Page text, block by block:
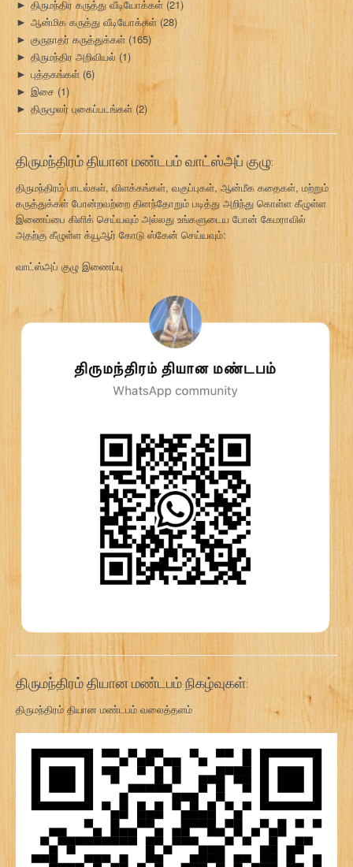
► திருமந்திர கருத்து வீடியோக்கள் (21)
► ஆன்மிக கருத்து வீடியோக்கள் (28)
► குருநாதர் கருத்துக்கள் (165)
► திருமந்திர அறிவியல் (1)
► புத்தகங்கள் (6)
► இசை (1)
► திருமூலர் புகைப்படங்கள் (2)
திருமந்திரம் தியான மண்டபம் வாட்ஸ்அப் குழு:
திருமந்திரம் பாடல்கள், விளக்கங்கள், வகுப்புகள், ஆன்மீக கதைகள், மற்றும்
கருத்துக்கள் போன்றவற்றை தினந்தோறும் படித்து அறிந்து கொள்ள கீழுள்ள
இணைப்பை கிளிக் செய்யவும் அல்லது உங்களுடைய போன் கேமராவில்
அதற்கு கீழுள்ள க்யூஆர் கோடு ஸ்கேன் செய்யவும்:
வாட்ஸ்அப் குழு இணைப்பு
திருமந்திரம் தியான மண்டபம் நிகழ்வுகள்:
திருமந்திரம் தியான மண்டபம் வலைத்தளம்